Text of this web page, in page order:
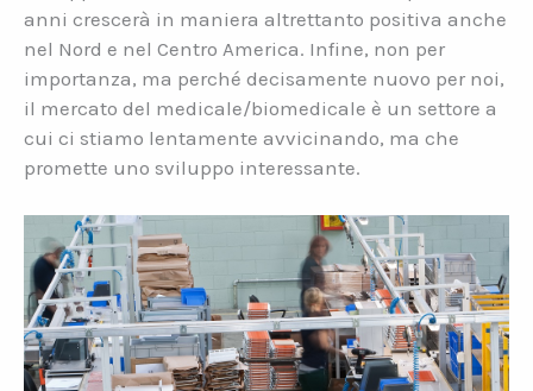
anni crescerà in maniera altrettanto positiva anche
nel Nord e nel Centro America. Infine, non per
importanza, ma perché decisamente nuovo per noi,
il mercato del medicale/biomedicale è un settore a
cui ci stiamo lentamente avvicinando, ma che
promette uno sviluppo interessante.